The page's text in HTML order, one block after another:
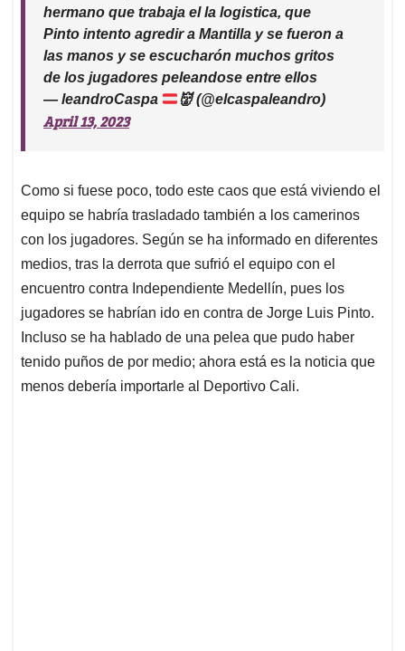
hermano que trabaja el la logistica, que
Pinto intento agredir a Mantilla y se fueron a
las manos y se escucharón muchos gritos
de los jugadores peleandose entre ellos
— leandroCaspa
👹(@elcaspaleandro)
April 13, 2023
Como si fuese poco, todo este caos que está viviendo el
equipo se habría trasladado también a los camerinos
con los jugadores. Según se ha informado en diferentes
medios, tras la derrota que sufrió el equipo con el
encuentro contra Independiente Medellín, pues los
jugadores se habrían ido en contra de Jorge Luis Pinto.
Incluso se ha hablado de una pelea que pudo haber
tenido puños de por medio; ahora está es la noticia que
menos debería importarle al Deportivo Cali.